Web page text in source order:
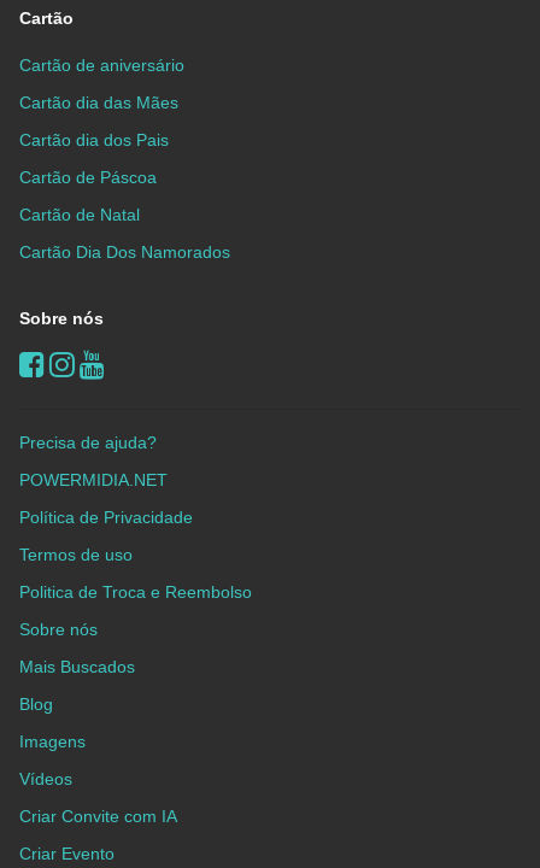
Cartão
Cartão de aniversário
Cartão dia das Mães
Cartão dia dos Pais
Cartão de Páscoa
Cartão de Natal
Cartão Dia Dos Namorados
Sobre nós
Precisa de ajuda?
POWERMIDIA.NET
Política de Privacidade
Termos de uso
Politica de Troca e Reembolso
Sobre nós
Mais Buscados
Blog
Imagens
Vídeos
Criar Convite com IA
Criar Evento